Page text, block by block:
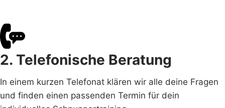
2. Telefonische Beratung
In einem kurzen Telefonat klären wir alle deine Fragen
und finden einen passenden Termin für dein